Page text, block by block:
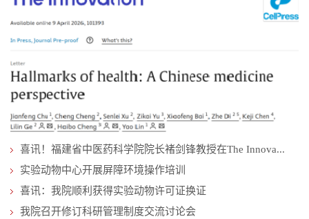
喜讯！福建省中医药科学院院长褚剑锋教授在The Innova...
实验动物中心开展屏障环境操作培训
喜讯：我院顺利获得实验动物许可证换证
我院召开修订科研管理制度交流讨论会